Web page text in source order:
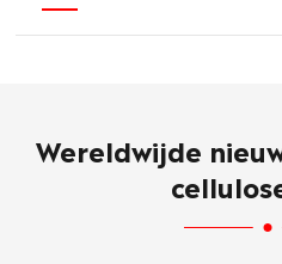
Wereldwijde